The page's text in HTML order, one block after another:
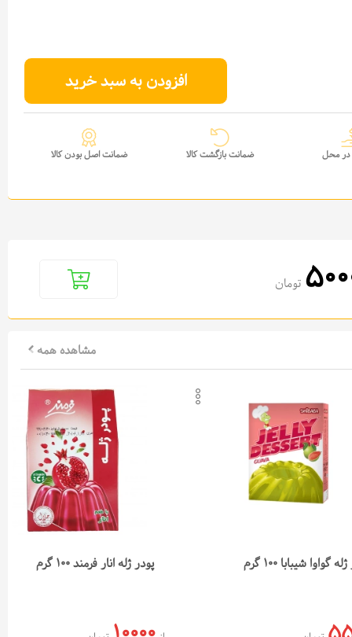
افزودن به سبد خرید
در محل ضمانت بازگشت کالا ضمانت اصل بودن کالا
تومان
مشاهده همه
به لیست علاقه‌مندی‌ها
لینک محصول
در تلگرام
گواوا شیبابا 100 گرم
افزودن به لیست علاقه‌مندی‌ها
کپی لینک محصول
ارسال در تلگرام
پودر ژله انار فرمند 100 گرم